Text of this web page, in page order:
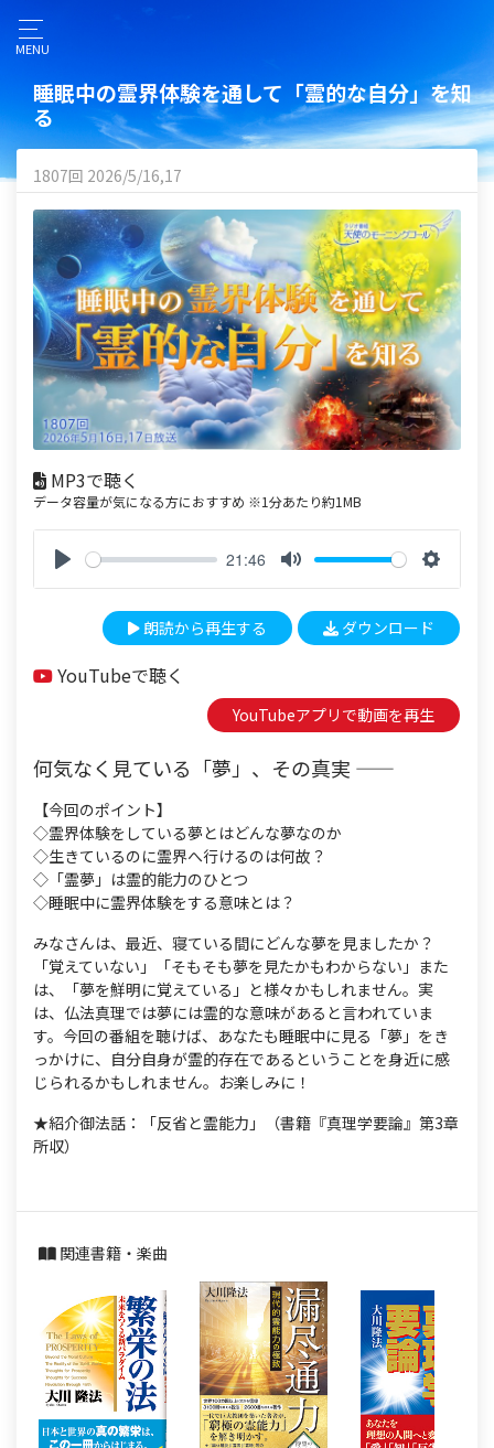
MENU
睡眠中の霊界体験を通して「霊的な自分」を知
る
1807回 2026/5/16,17
MP3で聴く
データ容量が気になる方におすすめ ※1分あたり約1MB
21:46
t
e
t
n
g
朗読から再生する ダウンロード
YouTubeで聴く
YouTubeアプリで動画を再生
何気なく見ている「夢」、その真実 ――
【今回のポイント】
◇霊界体験をしている夢とはどんな夢なのか
◇生きているのに霊界へ行けるのは何故？
◇「霊夢」は霊的能力のひとつ
◇睡眠中に霊界体験をする意味とは？
みなさんは、最近、寝ている間にどんな夢を見ましたか？
「覚えていない」「そもそも夢を見たかもわからない」また
は、「夢を鮮明に覚えている」と様々かもしれません。実
は、仏法真理では夢には霊的な意味があると言われていま
す。今回の番組を聴けば、あなたも睡眠中に見る「夢」をき
っかけに、自分自身が霊的存在であるということを身近に感
じられるかもしれません。お楽しみに！
★紹介御法話：「反省と霊能力」（書籍『真理学要論』第3章
所収）
関連書籍・楽曲